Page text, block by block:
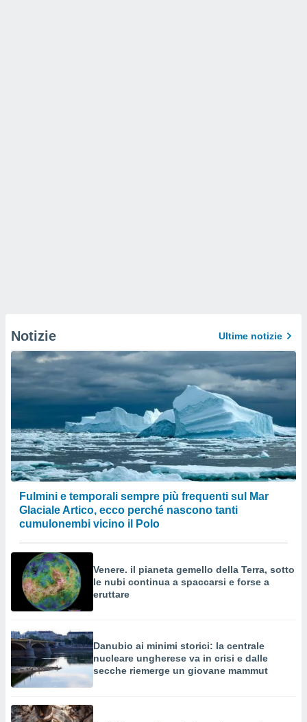
Notizie Ultime notizie
Fulmini e temporali sempre più frequenti sul Mar
Glaciale Artico, ecco perché nascono tanti
cumulonembi vicino il Polo
Venere. il pianeta gemello della Terra, sotto
le nubi continua a spaccarsi e forse a
eruttare
Danubio ai minimi storici: la centrale
nucleare ungherese va in crisi e dalle
secche riemerge un giovane mammut